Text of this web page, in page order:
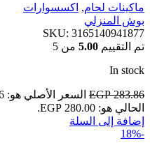
ماكينات لحام, اكسسوارات
بوش المنزلي
SKU: 3165140941877
تم التقييم 5.00 من 5
In stock
EGP283.86 السعر الأصلي هو: EGP 283.86.
الحالي هو: EGP 280.00.
إضافة إلى السلة
-18%